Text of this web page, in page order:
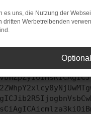
auf dem
kann auch
uns bitte. Wir
es uns, die Nutzung der
dritten Werbetreibenden